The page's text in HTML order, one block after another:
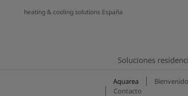
heating & cooling solutions España
Soluciones
Aquarea
Contacto